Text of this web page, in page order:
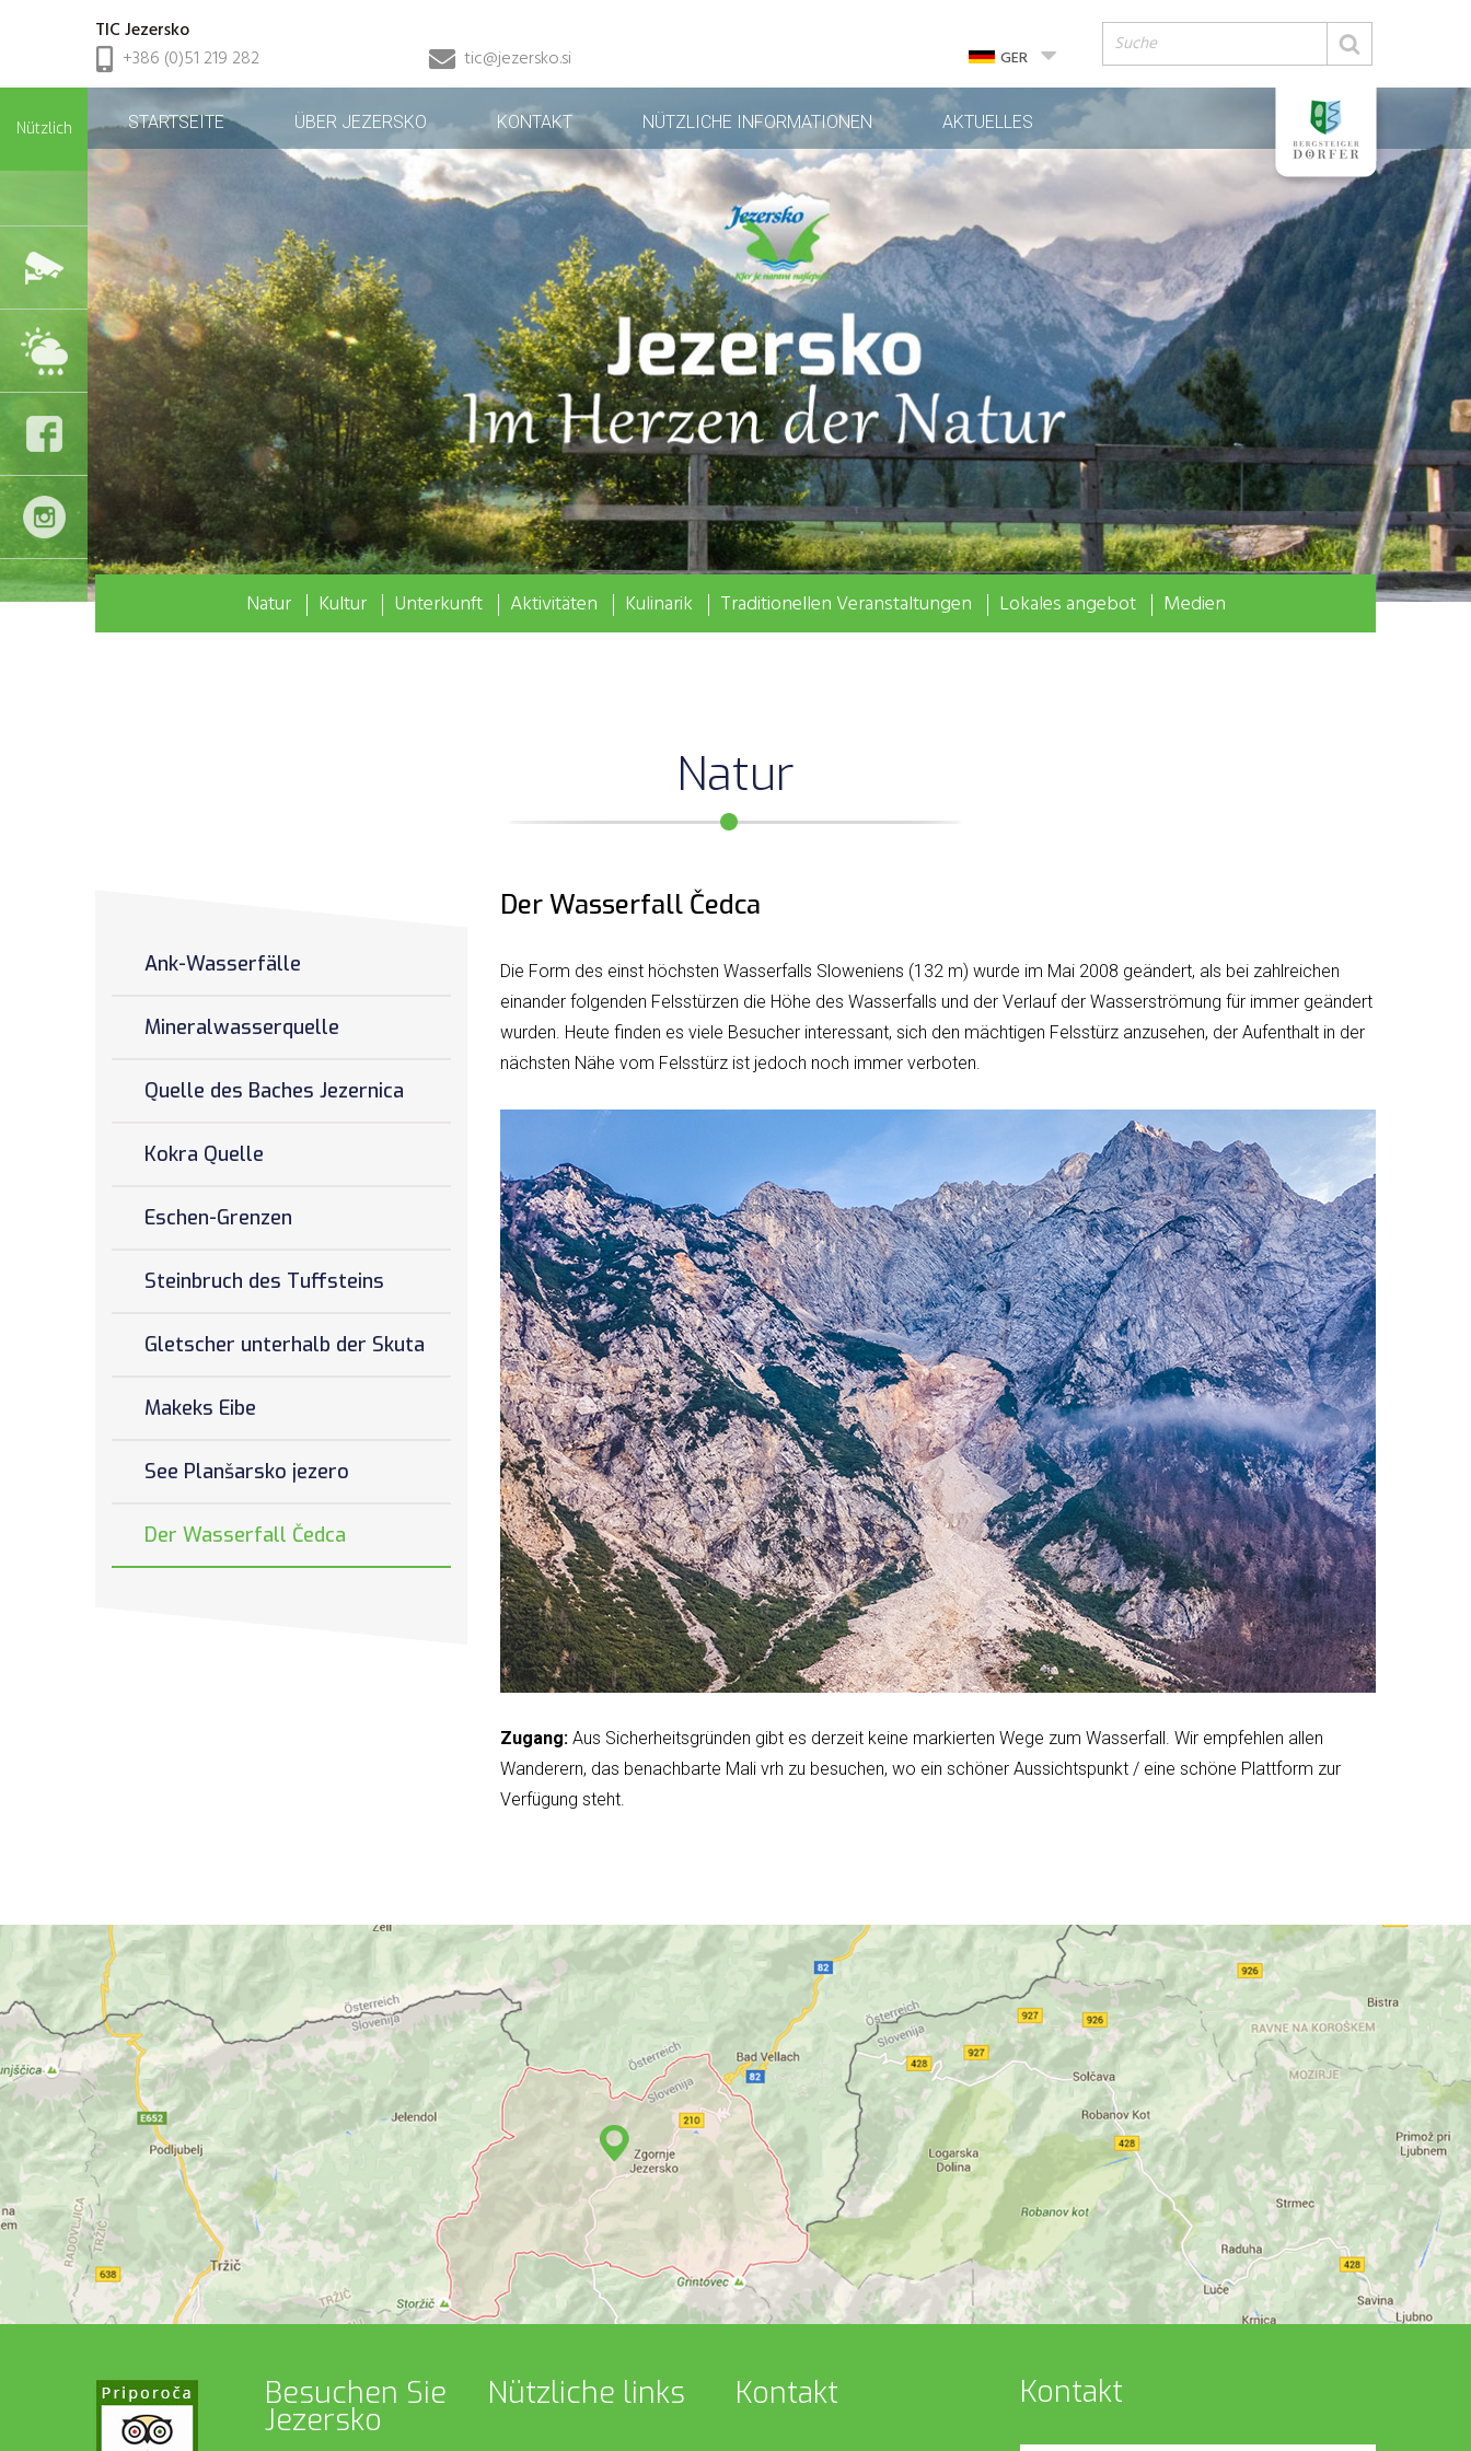
TIC Jezersko
+386 (0)51 219 282
tic@jezersko.si GER
Nützlich STARTSEITE ÜBER JEZERSKO KONTAKT NÜTZLICHE INFORMATIONEN AKTUELLES
Natur Kultur Unterkunft Aktivitäten Kulinarik Traditionellen Veranstaltungen Lokales angebot Medien
Natur
Der Wasserfall Čedca
Die Form des einst höchsten Wasserfalls Sloweniens (132 m) wurde im Mai 2008 geändert, als bei zahlreichen
einander folgenden Felsstürzen die Höhe des Wasserfalls und der Verlauf der Wasserströmung für immer geändert
wurden. Heute finden es viele Besucher interessant, sich den mächtigen Felsstürz anzusehen, der Aufenthalt in der
nächsten Nähe vom Felsstürz ist jedoch noch immer verboten.
Zugang: Aus Sicherheitsgründen gibt es derzeit keine markierten Wege zum Wasserfall. Wir empfehlen allen
Wanderern, das benachbarte Mali vrh zu besuchen, wo ein schöner Aussichtspunkt / eine schöne Plattform zur
Verfügung steht.
Ank-Wasserfälle
Mineralwasserquelle
Quelle des Baches Jezernica
Kokra Quelle
Eschen-Grenzen
Steinbruch des Tuffsteins
Gletscher unterhalb der Skuta
Makeks Eibe
See Planšarsko jezero
Der Wasserfall Čedca
Besuchen Sie
Jezersko
Nützliche links Kontakt Kontakt